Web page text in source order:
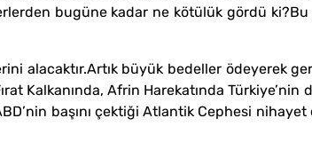
bugüne kadar ne kötülük gördü ki?Bu
alacaktır.Artık büyük bedeller ödeyerek
Kalkanında, Afrin Harekatında Türkiye’nin
başını çektiği Atlantik Cephesi nihayet